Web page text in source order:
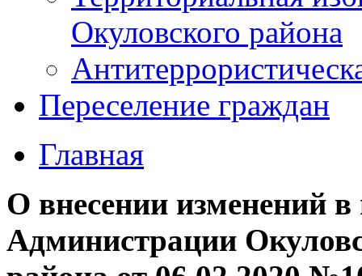
Окуловского района
Переселение граждан
Главная
О внесении изменений в
Администрации